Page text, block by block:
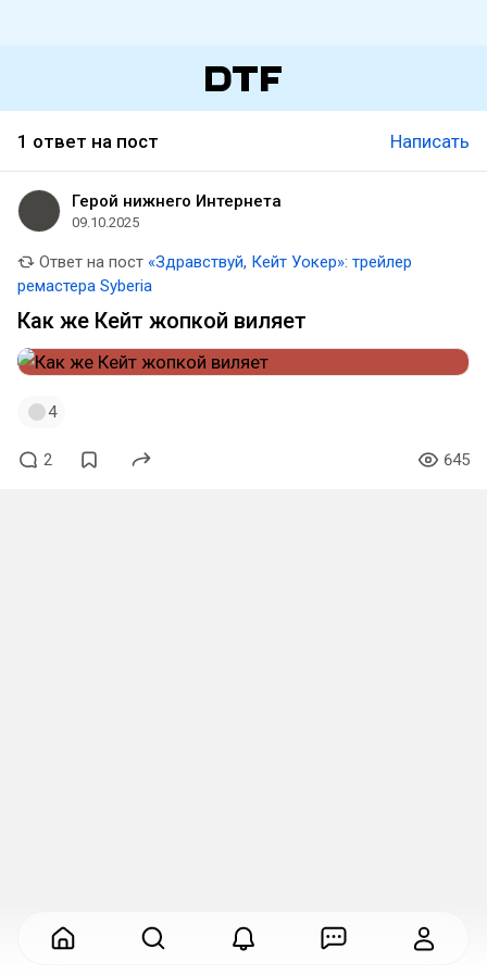
1 ответ на пост Написать
Герой нижнего Интернета
09.10.2025
Ответ на пост «Здравствуй, Кейт Уокер»: трейлер
ремастера Syberia
Как же Кейт жопкой виляет
4
2 645